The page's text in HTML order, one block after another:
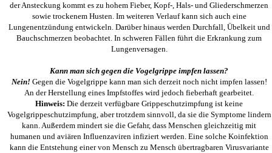
der Ansteckung kommt es zu hohem Fieber, Kopf-, Hals- und Gliederschmerzen
sowie trockenem Husten. Im weiteren Verlauf kann sich auch eine
Lungenentzündung entwickeln. Darüber hinaus werden Durchfall, Übelkeit und
Bauchschmerzen beobachtet. In schweren Fällen führt die Erkrankung zum
Lungenversagen.
Kann man sich gegen die Vogelgrippe impfen lassen?
Nein! Gegen die Vogelgrippe kann man sich derzeit noch nicht impfen lassen!
An der Herstellung eines Impfstoffes wird jedoch fieberhaft gearbeitet.
Hinweis: Die derzeit verfügbare Grippeschutzimpfung ist keine
Vogelgrippeschutzimpfung, aber trotzdem sinnvoll, da sie die Symptome lindern
kann. Außerdem mindert sie die Gefahr, dass Menschen gleichzeitig mit
humanen und aviären Influenzaviren infiziert werden. Eine solche Koinfektion
kann die Entstehung einer von Mensch zu Mensch übertragbaren Virusvariante